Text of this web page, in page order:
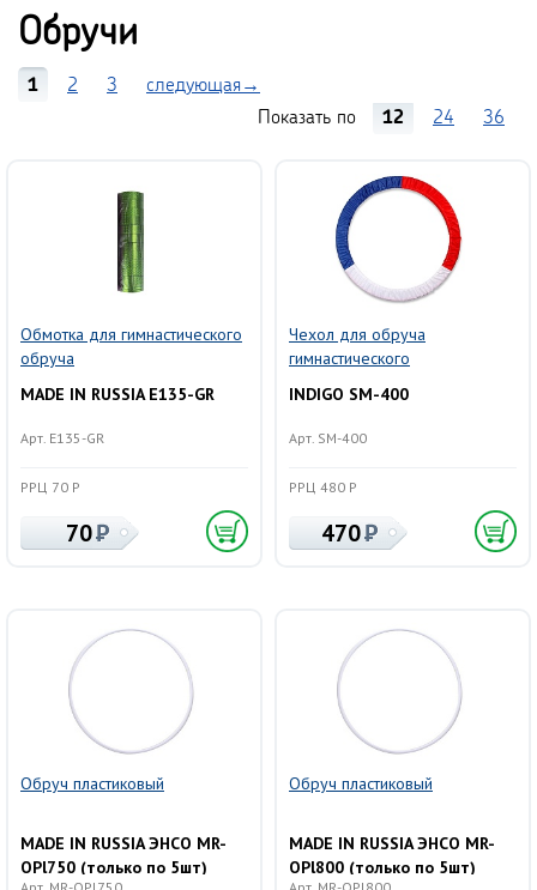
Обручи
1 2 3
следующая→
Показать по
12 24 36
Обмотка для гимнастического
обруча
MADE IN RUSSIA E135-GR
Арт. E135-GR
РРЦ 70 Р
70
Чехол для обруча
гимнастического
INDIGO SM-400
Арт. SM-400
РРЦ 480 Р
470
Обруч пластиковый
MADE IN RUSSIA ЭНСО MR-
OPl750 (только по 5шт)
Обруч пластиковый
MADE IN RUSSIA ЭНСО MR-
OPl800 (только по 5шт)